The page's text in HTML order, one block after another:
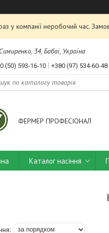
у компанії неробочий час.
34, Бабаї, Україна
(50) 593-16-10 +380 (97) 534-60-48
ФЕРМЕР ПРОФЕСІОНАЛ
Каталог насіння